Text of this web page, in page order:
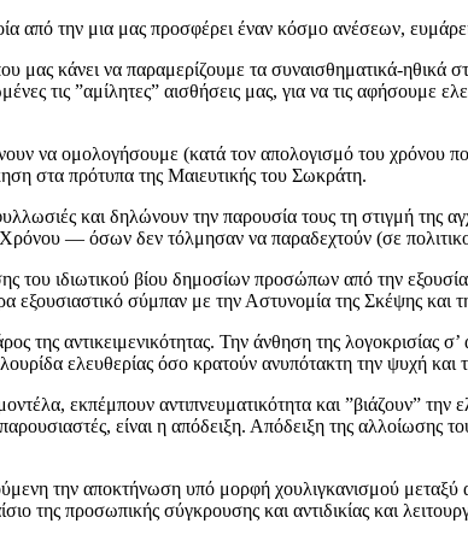
από την μια μας προσφέρει έναν κόσμο ανέσεων,
κάνει να παραμερίζουμε τα συναισθηματικά-ηθικά
τις ”αμίλητες” αισθήσεις μας, για να τις αφήσουμε
να ομολογήσουμε (κατά τον απολογισμό του χρόνου
στα πρότυπα της Μαιευτικής του Σωκράτη.
και δηλώνουν την παρουσία τους τη στιγμή της
— όσων δεν τόλμησαν να παραδεχτούν (σε
του ιδιωτικού βίου δημοσίων προσώπων από την
σύμπαν με την Αστυνομία της Σκέψης και
αντικειμενικότητας. Την άνθηση της λογοκρισίας
ελευθερίας όσο κρατούν ανυπότακτη την ψυχή και
εκπέμπουν αντιπνευματικότητα και ”βιάζουν”
είναι η απόδειξη. Απόδειξη της αλλοίωσης
την αποκτήνωση υπό μορφή χουλιγκανισμού μεταξύ
της προσωπικής σύγκρουσης και αντιδικίας και